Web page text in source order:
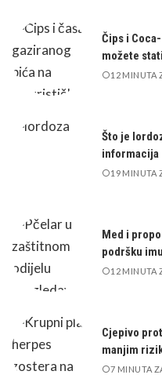
Čips i
možete
12 MINUTA
Što je
informacija
19 MINUTA
Med i
podršku
12 MINUTA
Cjepivo
manjim
7 MINUTA